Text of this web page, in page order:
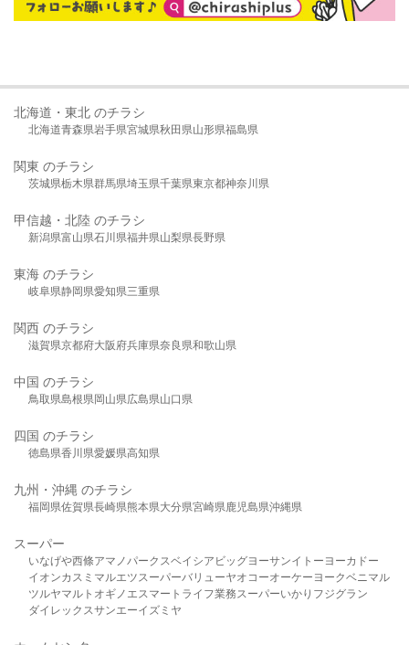
北海道・東北 のチラシ
北海道青森県岩手県宮城県秋田県山形県福島県
関東 のチラシ
茨城県栃木県群馬県埼玉県千葉県東京都神奈川県
甲信越・北陸 のチラシ
新潟県富山県石川県福井県山梨県長野県
東海 のチラシ
岐阜県静岡県愛知県三重県
関西 のチラシ
滋賀県京都府大阪府兵庫県奈良県和歌山県
中国 のチラシ
鳥取県島根県岡山県広島県山口県
四国 のチラシ
徳島県香川県愛媛県高知県
九州・沖縄 のチラシ
福岡県佐賀県長崎県熊本県大分県宮崎県鹿児島県沖縄県
スーパー
いなげや西條アマノパークスベイシア ビッグヨーサンイトーヨーカドー
イオンカスミ マルエツスーパーバリューヤオコーオーケー ヨークベニマル
ツルヤマルト オギノ エスマート ライフ業務スーパーいかり フジグラン
ダイレックスサンエーイズミヤ